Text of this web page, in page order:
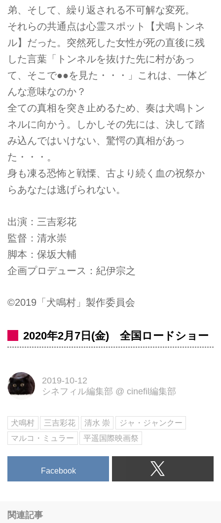
弟、そして、繰り返される不可解な変死。
それらの共通点は心霊スポット【犬鳴トンネ
ル】だった。突然死した女性が死の直後に残
した言葉「トンネルを抜けた先に村があっ
て、そこで●●を見た・・・」これは、一体ど
んな意味なのか？
全ての真相を突き止めるため、奏は犬鳴トン
ネルに向かう。しかしその先には、決して踏
み込んではいけない、驚愕の真相があっ
た・・・。
身も凍る恐怖と戦慄、古より続く血の祝祭か
らあなたは逃げられない。
出演：三吉彩花
監督：清水崇
脚本：保坂大輔
企画プロデュース：紀伊宗之
©2019「犬鳴村」製作委員会
2020年2月7日(金) 全国ロードショー
2019-10-12
シネフィル編集部 @ cinefil編集部
犬鳴村 三吉彩花 清水 崇
ジャ・ジャンクー
マルコ・ミュラー
平遥国際映画祭
Facebook
関連記事